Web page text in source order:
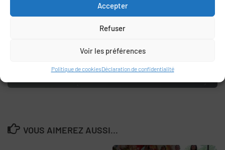
Accepter
Refuser
Voir les préférences
Politique de cookiesDéclaration de confidentialité
VOUS AIMEREZ AUSSI...